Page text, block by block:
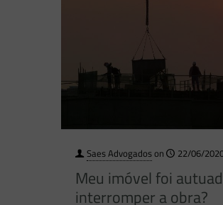
Saes Advogadoson 22/06/
Meu imóvel foi
interromper a obra?